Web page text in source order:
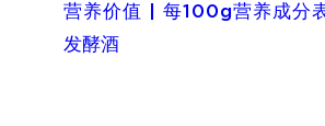
营养价值 | 每100g营养成分
发酵酒